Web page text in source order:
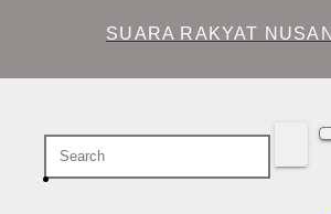
SUARA RAKYAT